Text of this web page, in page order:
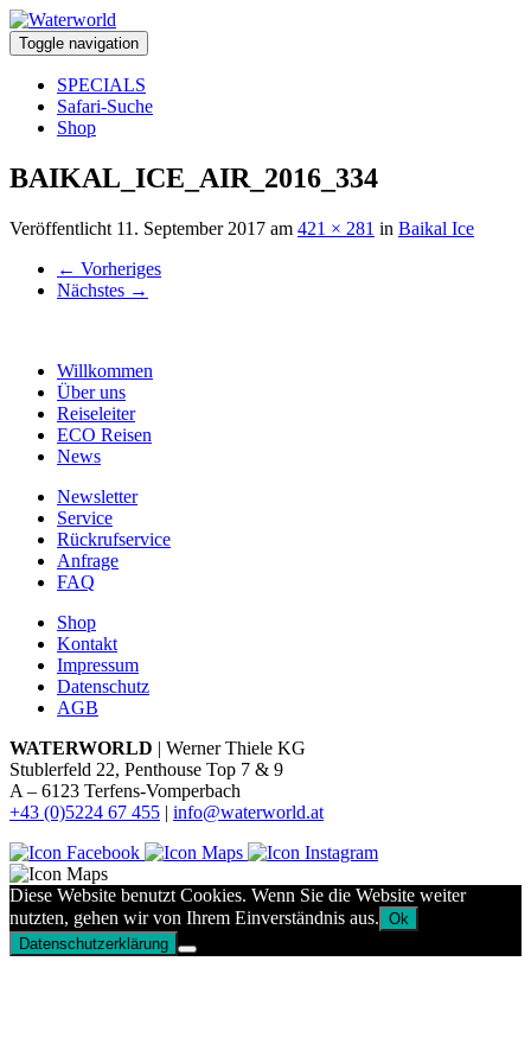
Toggle navigation
SPECIALS
Safari-Suche
Shop
BAIKAL_ICE_AIR_2016_334
Veröffentlicht 11. September 2017 am 421 × 281 in Baikal Ice
← Vorheriges
Nächstes →
Willkommen
Über uns
Reiseleiter
ECO Reisen
News
Newsletter
Service
Rückrufservice
Anfrage
FAQ
Shop
Kontakt
Impressum
Datenschutz
AGB
WATERWORLD | Werner Thiele KG
Stublerfeld 22, Penthouse Top 7 & 9
A – 6123 Terfens-Vomperbach
+43 (0)5224 67 455 | info@waterworld.at
Diese Website benutzt Cookies. Wenn Sie die Website weiter
nutzten, gehen wir von Ihrem Einverständnis aus. Ok
Datenschutzerklärung